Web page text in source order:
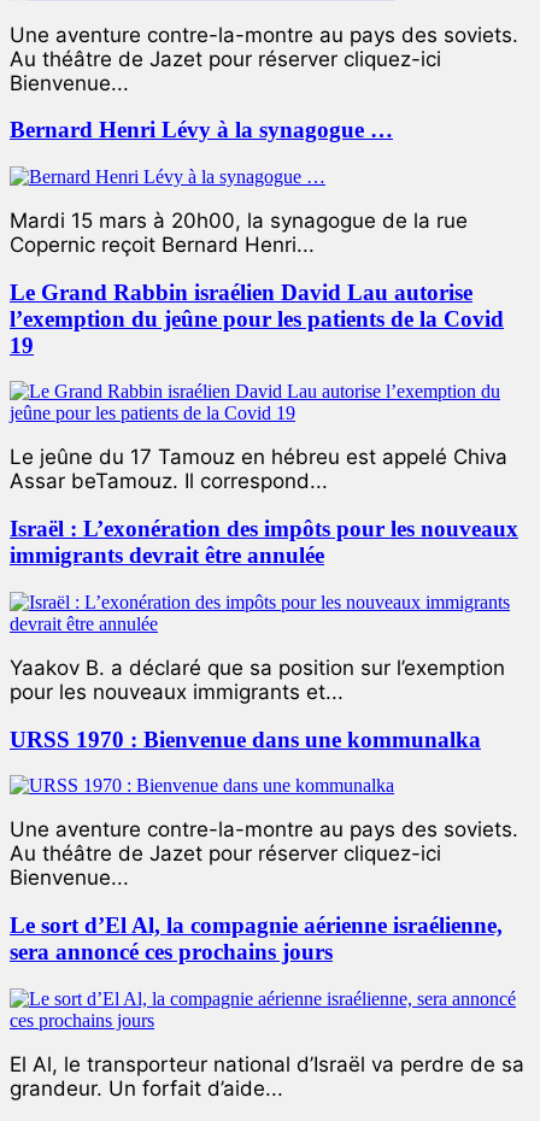
Une aventure contre-la-montre au pays des soviets.
Au théâtre de Jazet pour réserver cliquez-ici
Bienvenue...
Bernard Henri Lévy à la synagogue …
Mardi 15 mars à 20h00, la synagogue de la rue
Copernic reçoit Bernard Henri...
Le Grand Rabbin israélien David Lau autorise
l’exemption du jeûne pour les patients de la Covid
19
Le jeûne du 17 Tamouz en hébreu est appelé Chiva
Assar beTamouz. Il correspond...
Israël : L’exonération des impôts pour les nouveaux
immigrants devrait être annulée
Yaakov B. a déclaré que sa position sur l’exemption
pour les nouveaux immigrants et...
URSS 1970 : Bienvenue dans une kommunalka
Une aventure contre-la-montre au pays des soviets.
Au théâtre de Jazet pour réserver cliquez-ici
Bienvenue...
Le sort d’El Al, la compagnie aérienne israélienne,
sera annoncé ces prochains jours
El Al, le transporteur national d’Israël va perdre de sa
grandeur. Un forfait d’aide...